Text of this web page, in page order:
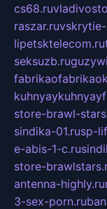
cs68.ru
raszar.ruvskrytie-
lipetsktelecom.ru
seksuzb.ru
store-brawl-
sindika-01.rusp-
e-abis-1-c.ru
store-
antenna-highly.ru
3-sex-porn.ru